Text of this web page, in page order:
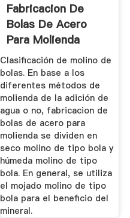
Fabricacion De
Bolas De Acero
Para Molienda
Clasificación de molino de
bolas. En base a los
diferentes métodos de
molienda de la adición de
agua o no, fabricacion de
bolas de acero para
molienda se dividen en
seco molino de tipo bola y
húmeda molino de tipo
bola. En general, se utiliza
el mojado molino de tipo
bola para el beneficio del
mineral.